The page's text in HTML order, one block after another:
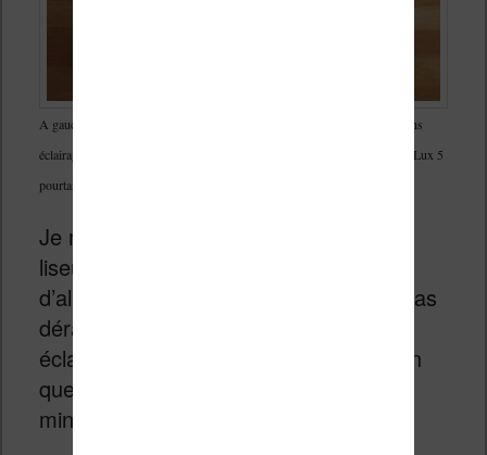
A gauche : Vivlio Color sans éclairage. A droite : Vivlio Touch Lux 5 sans
éclairage. L’écran est plus clair et avec un meilleur contraste sur la Touch Lux 5
pourtant bien moins chère.
Je m’explique : j’utilise beaucoup mes
liseuses dans mon lit la nuit et j’évite
d’allumer la lampe de chevet pour ne pas
déranger ma femme. Une liseuse avec
éclairage est alors très utile, à condition
que le réglage soit fin et que le réglage
minimum ne m’éblouisse pas les yeux.